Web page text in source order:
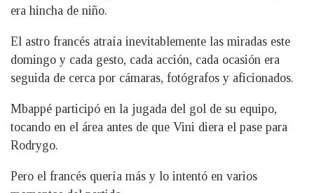
era hincha de niño.
El astro francés atraía inevitablemente las miradas este
domingo y cada gesto, cada acción, cada ocasión era
seguida de cerca por cámaras, fotógrafos y aficionados.
Mbappé participó en la jugada del gol de su equipo,
tocando en el área antes de que Vini diera el pase para
Rodrygo.
Pero el francés quería más y lo intentó en varios